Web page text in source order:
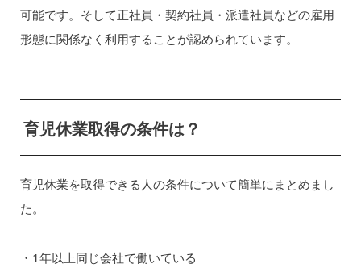
可能です。そして正社員・契約社員・派遣社員などの雇用
形態に関係なく利用することが認められています。
育児休業取得の条件は？
育児休業を取得できる人の条件について簡単にまとめまし
た。
・1年以上同じ会社で働いている